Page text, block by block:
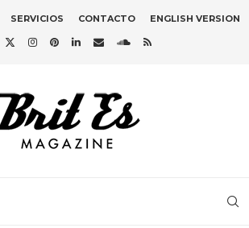
SERVICIOS CONTACTO ENGLISH VERSION